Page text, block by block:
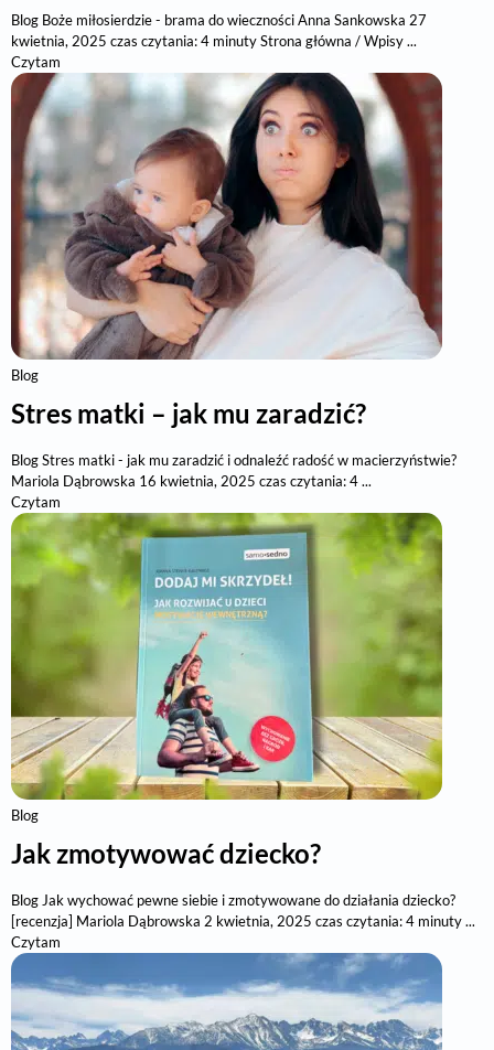
Blog Boże miłosierdzie - brama do wieczności Anna Sankowska 27
kwietnia, 2025 czas czytania: 4 minuty Strona główna / Wpisy ...
Czytam
Blog
Stres matki – jak mu zaradzić?
Blog Stres matki - jak mu zaradzić i odnaleźć radość w macierzyństwie?
Mariola Dąbrowska 16 kwietnia, 2025 czas czytania: 4 ...
Czytam
Blog
Jak zmotywować dziecko?
Blog Jak wychować pewne siebie i zmotywowane do działania dziecko?
[recenzja] Mariola Dąbrowska 2 kwietnia, 2025 czas czytania: 4 minuty ...
Czytam